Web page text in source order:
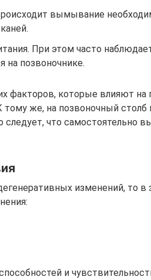
вымывание
При этом часто
на позвоночнике.
факторов, которые влияют на
же, на позвоночный столб
следует, что самостоятельно
изменений, то
и